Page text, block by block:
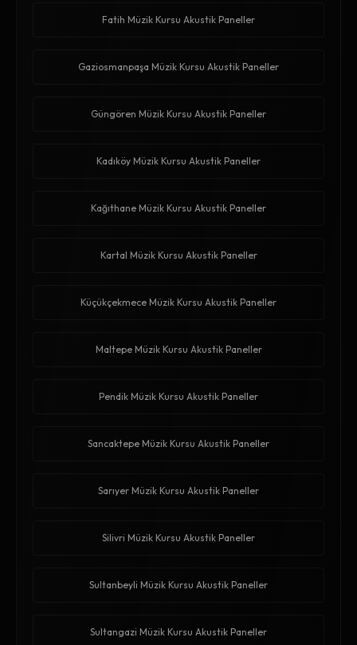
Fatih Müzik Kursu Akustik Paneller
Gaziosmanpaşa Müzik Kursu Akustik Paneller
Güngören Müzik Kursu Akustik Paneller
Kadıköy Müzik Kursu Akustik Paneller
Kağıthane Müzik Kursu Akustik Paneller
Kartal Müzik Kursu Akustik Paneller
Küçükçekmece Müzik Kursu Akustik Paneller
Maltepe Müzik Kursu Akustik Paneller
Pendik Müzik Kursu Akustik Paneller
Sancaktepe Müzik Kursu Akustik Paneller
Sarıyer Müzik Kursu Akustik Paneller
Silivri Müzik Kursu Akustik Paneller
Sultanbeyli Müzik Kursu Akustik Paneller
Sultangazi Müzik Kursu Akustik Paneller